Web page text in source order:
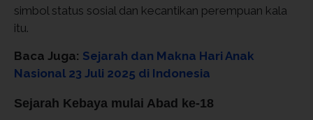
simbol status sosial dan kecantikan perempuan kala
itu.
Baca Juga: Sejarah dan Makna Hari Anak
Nasional 23 Juli 2025 di Indonesia
Sejarah Kebaya mulai Abad ke-18